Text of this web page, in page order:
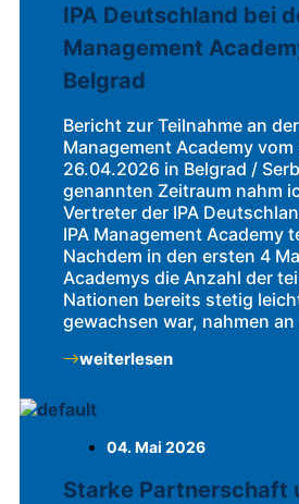
IPA Deutschland bei
Management
Belgrad
Bericht zur Teilnahme an
Management Academy vom
26.04.2026 in Belgrad /
genannten Zeitraum nahm
Vertreter der IPA
IPA Management Academy
Nachdem in den ersten 4
Academys die Anzahl der
Nationen bereits stetig
gewachsen war, nahmen
weiterlesen
04. Mai 2026
Starke Partnerschaft